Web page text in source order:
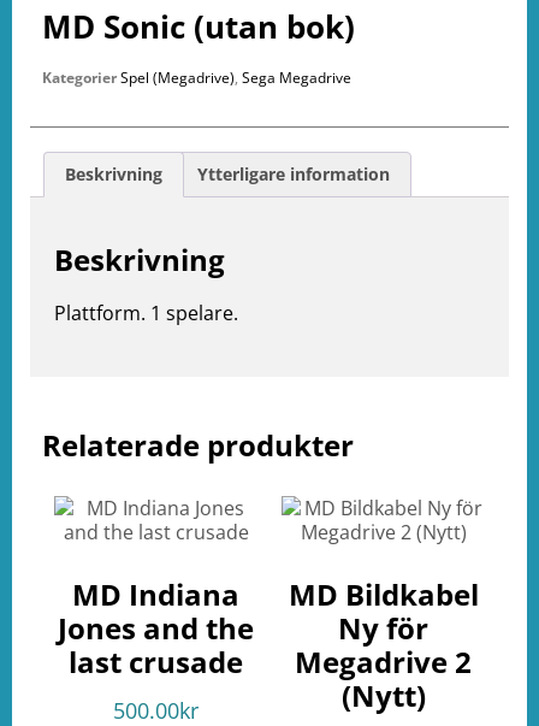
Relaterade produkter
MD Indiana
Jones and the
last crusade
500.00kr
MD Bildkabel
Ny för
Megadrive 2
(Nytt)
MD Sonic (utan bok)
KategorierSpel (Megadrive), Sega Megadrive
Beskrivning Ytterligare information
Beskrivning
Plattform. 1 spelare.